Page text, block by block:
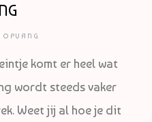
OPVANG
komt er heel wat
wordt steeds vaker
Weet jij al hoe je dit